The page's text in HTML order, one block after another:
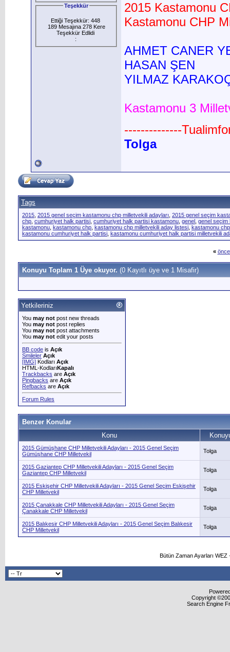
Teşekkür
Ettiği Teşekkür: 448
189 Mesajına 278 Kere
Teşekkür Edlidi
:
2015 Kastamonu
Kastamonu CHP
AHMET CANER
HASAN ŞEN
YILMAZ
Kastamonu 3
--------------
Tolga
Tags
2015 2015 genel seçim kastamonu chp milletvekili adayları 2015 genel seçim
chp cumhuriyet halk partisi cumhuriyet halk partisi kastamonu genel genel seçim
kastamonu kastamonu chp kastamonu chp milletvekili aday listesi kastamonu
kastamonu cumhuriyet halk partisi kastamonu cumhuriyet halk partisi milletvekili
«
Konuyu Toplam 1 Üye okuyor. (0 Kayıtlı üye ve 1 Misafir)
Yetkileriniz
You may not post new threads
You may not post replies
You may not post attachments
You may not edit your posts
BB code is Açık
Smileler Açık
[IMG] Kodları Açık
HTML-KodlarıKapalı
Trackbacks are Açık
Pingbacks are Açık
Refbacks are Açık
Forum Rules
Benzer Konular
Konu
2015 Gümüşhane CHP Milletvekili Adayları - 2015 Genel Seçim
Gümüşhane CHP Milletvekil
Tolga
2015 Gaziantep CHP Milletvekili Adayları - 2015 Genel Seçim
Gaziantep CHP Milletvekil
Tolga
2015 Eskişehir CHP Milletvekili Adayları - 2015 Genel Seçim Eskişehir
CHP Milletvekil
Tolga
2015 Çanakkale CHP Milletvekili Adayları - 2015 Genel Seçim
Çanakkale CHP Milletvekil
Tolga
2015 Balıkesir CHP Milletvekili Adayları - 2015 Genel Seçim Balıkesir
CHP Milletvekil
Tolga
Bütün Zaman Ayarları
Copyright
Search Engine